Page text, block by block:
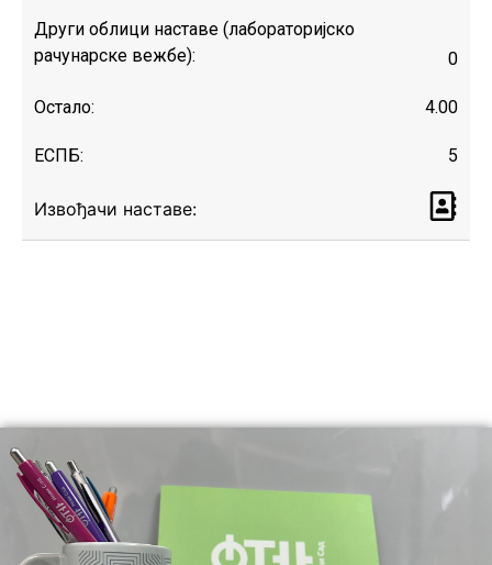
Други облици наставе (лабораторијско
рачунарске вежбе):
0
Остало: 4.00
ЕСПБ: 5
Извођачи наставе: